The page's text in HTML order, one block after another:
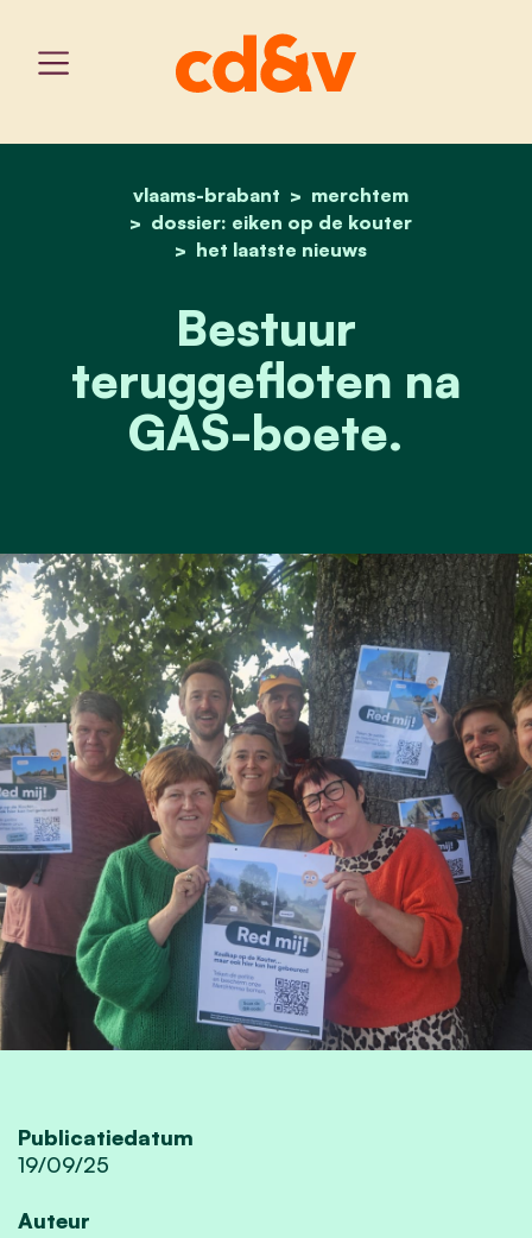
home
vlaams-brabant
merchtem
dossier: eiken op de kouter
het laatste nieuws
bestuur teruggefloten
Bestuur
teruggefloten na
GAS-boete.
Publicatiedatum
19/09/25
Auteur